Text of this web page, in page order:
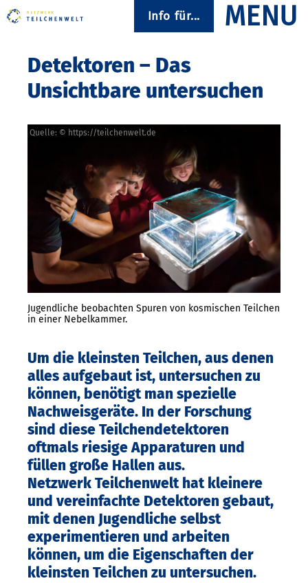
Info für...
Detektoren – Das
Unsichtbare untersuchen
Quelle: © https://teilchenwelt.de
Jugendliche beobachten Spuren von kosmischen Teilchen
in einer Nebelkammer.
Um die kleinsten Teilchen, aus denen
alles aufgebaut ist, untersuchen zu
können, benötigt man spezielle
Nachweisgeräte. In der Forschung
sind diese Teilchendetektoren
oftmals riesige Apparaturen und
füllen große Hallen aus.
Netzwerk Teilchenwelt hat kleinere
und vereinfachte Detektoren gebaut,
mit denen Jugendliche selbst
experimentieren und arbeiten
können, um die Eigenschaften der
kleinsten Teilchen zu untersuchen.